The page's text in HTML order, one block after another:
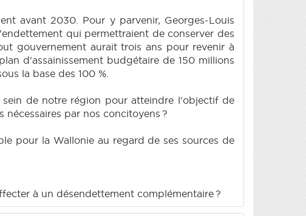
avant 2030. Pour y parvenir, Georges-Louis
qui permettraient de conserver des
gouvernement aurait trois ans pour revenir à
d'assainissement budgétaire de 150 millions
la base des 100 %.
sein de notre région pour atteindre l'objectif de
par nos concitoyens ?
pour la Wallonie au regard de ses sources de
à un désendettement complémentaire ?